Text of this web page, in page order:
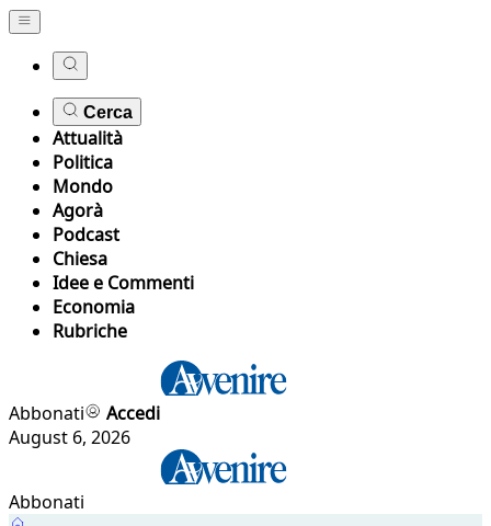
Cerca
Attualità
Politica
Mondo
Agorà
Podcast
Chiesa
Idee e Commenti
Economia
Rubriche
Abbonati
Accedi
August 6, 2026
Abbonati